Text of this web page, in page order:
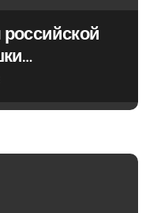
успеха,